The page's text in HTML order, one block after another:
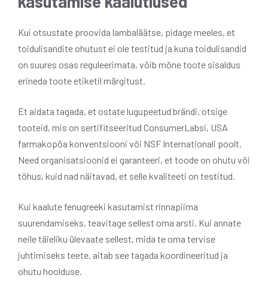
Kui otsustate proovida lambaläätse, pidage meeles, et
toidulisandite ohutust ei ole testitud ja kuna toidulisandid
on suures osas reguleerimata, võib mõne toote sisaldus
erineda toote etiketil märgitust.
Et aidata tagada, et ostate lugupeetud brändi, otsige
tooteid, mis on sertifitseeritud ConsumerLabsi, USA
farmakopöa konventsiooni või NSF Internationali poolt.
Need organisatsioonid ei garanteeri, et toode on ohutu või
tõhus, kuid nad näitavad, et selle kvaliteeti on testitud.
Kui kaalute fenugreeki kasutamist rinnapiima
suurendamiseks, teavitage sellest oma arsti. Kui annate
neile täieliku ülevaate sellest, mida te oma tervise
juhtimiseks teete, aitab see tagada koordineeritud ja
ohutu hoolduse.